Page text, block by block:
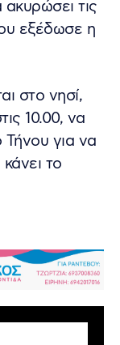
τις
εξέδωσε η
στο νησί,
10.00, να
για να
το